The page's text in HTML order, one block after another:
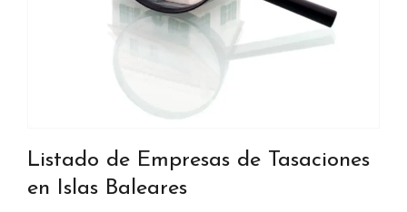
Listado de Empresas de Tasaciones
en Islas Baleares